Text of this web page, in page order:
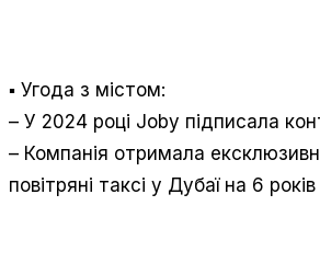
▪️ Угода з містом:
– У 2024 році Joby підписала
– Компанія отримала
повітряні таксі у Дубаї на 6 років